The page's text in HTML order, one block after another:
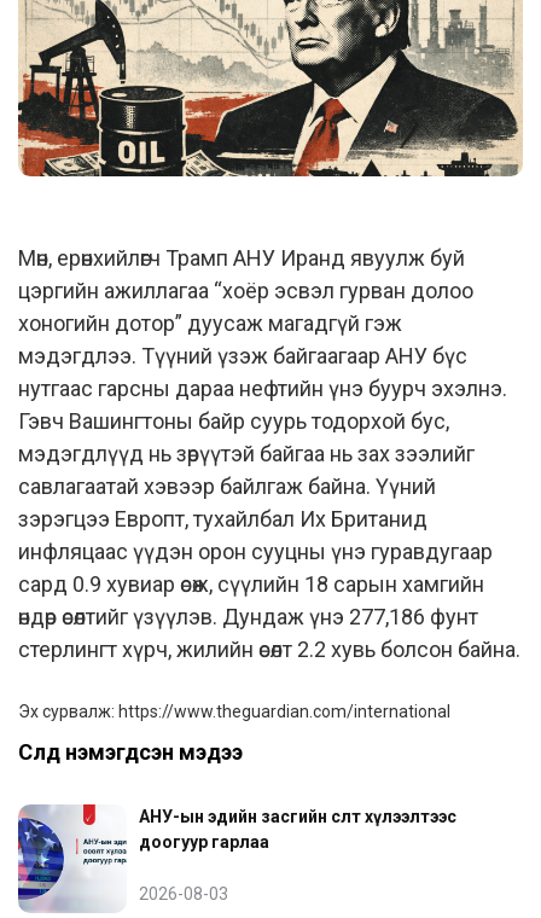
Мөн, ерөнхийлөгч Трамп АНУ Иранд явуулж буй
цэргийн ажиллагаа “хоёр эсвэл гурван долоо
хоногийн дотор” дуусаж магадгүй гэж
мэдэгдлээ. Түүний үзэж байгаагаар АНУ бүс
нутгаас гарсны дараа нефтийн үнэ буурч эхэлнэ.
Гэвч Вашингтоны байр суурь тодорхой бус,
мэдэгдлүүд нь зөрүүтэй байгаа нь зах зээлийг
савлагаатай хэвээр байлгаж байна. Үүний
зэрэгцээ Европт, тухайлбал Их Британид
инфляцаас үүдэн орон сууцны үнэ гуравдугаар
сард 0.9 хувиар өсөж, сүүлийн 18 сарын хамгийн
өндөр өсөлтийг үзүүлэв. Дундаж үнэ 277,186 фунт
стерлингт хүрч, жилийн өсөлт 2.2 хувь болсон байна.
Эх сурвалж: https://www.theguardian.com/international
Сүүлд нэмэгдсэн мэдээ
АНУ-ын эдийн засгийн өсөлт хүлээлтээс
доогуур гарлаа
2026-08-03